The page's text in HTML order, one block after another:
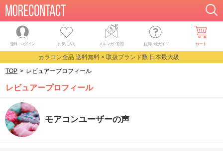
登録・ログイン お気に入り メルマガ・割引 お買い物ガイド カート
カラコン全品 送料無料 × 取扱ブランド数 日本最大級
TOP > レビュアープロフィール
レビュアープロフィール
モアコンユーザーの声